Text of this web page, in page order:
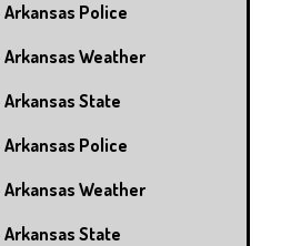
Police
Weather
State
Police
Weather
State